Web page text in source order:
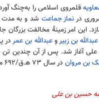
قلمروی اسلامی را به‌چنگ
درنماز جماعت شد و به مدت ۶۰ سال ادامه یافت.
این امر زمینهٔ مخالفت
عبدالله بن زبیروعبدالله بن عمردر
بن علی آغاز شد. پس از آن
بن مروان در سال ۷۳ ه‍.ق/۶۹۲ م با شکست دادن و کشتن عبدالله بن زبیر، حاکمیت امویان را در سراسر قلمروی اسلامی بازسازی و تثبیت کرد.
حسین بن علی